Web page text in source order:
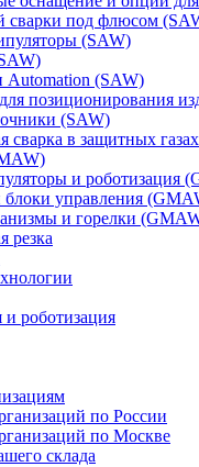
сварки под флюсом
(SAW)
Automation (SAW)
позиционирования
(SAW)
сварка в защитных
и роботизация
управления
и горелки
резка
и роботизация
по России
по Москве
склада